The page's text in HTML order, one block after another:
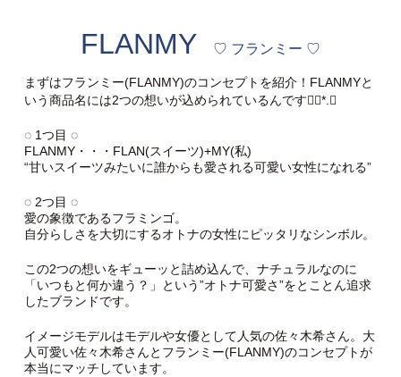
FLANMY ♡ フランミー ♡
まずはフランミー(FLANMY)のコンセプトを紹介！FLANMYと
いう商品名には2つの想いが込められているんです❁⃘*.ﾟ
◌ 1つ目 ◌
FLANMY・・・FLAN(スイーツ)+MY(私)
“甘いスイーツみたいに誰からも愛される可愛い女性になれる”
◌ 2つ目 ◌
愛の象徴であるフラミンゴ。
自分らしさを大切にするオトナの女性にピッタリなシンボル。
この2つの想いをギューッと詰め込んで、ナチュラルなのに
「いつもと何か違う？」という”オトナ可愛さ”をとことん追求
したブランドです。
イメージモデルはモデルや女優として人気の佐々木希さん。大
人可愛い佐々木希さんとフランミー(FLANMY)のコンセプトが
本当にマッチしています。